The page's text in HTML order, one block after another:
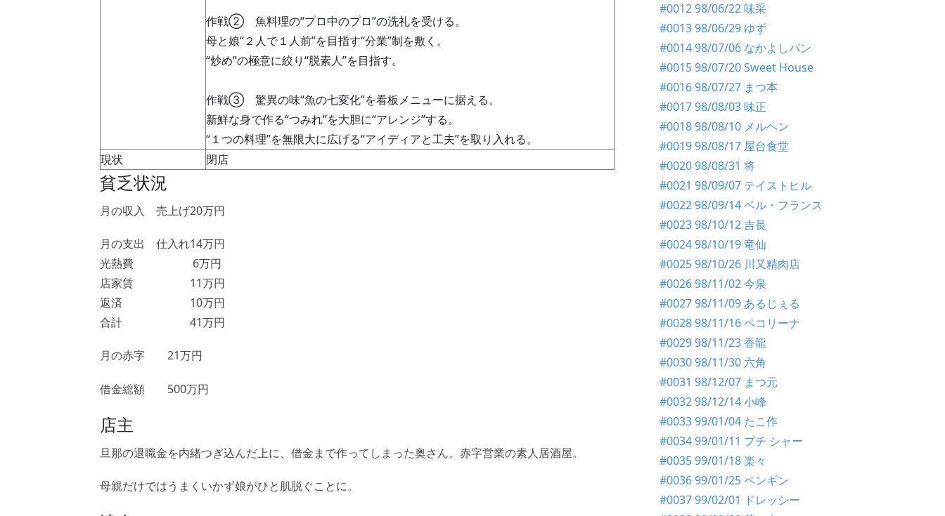
作戦② 魚料理の“プロ中のプロ”の洗礼を受ける。
母と娘“２人で１人前”を目指す“分業”制を敷く。
“炒め”の極意に絞り“脱素人”を目指す。
作戦③ 驚異の味“魚の七変化”を看板メニューに据える。
新鮮な身で作る“つみれ”を大胆に“アレンジ”する。
“１つの料理”を無限大に広げる“アイディアと工夫”を取り入れる。
現状
閉店
貧乏状況
月の収入 売上げ20万円
月の支出 仕入れ14万円
光熱費 6万円
店家賃 11万円
返済 10万円
合計 41万円
月の赤字 21万円
借金総額 500万円
店主
旦那の退職金を内緒つぎ込んだ上に、借金まで作ってしまった奥さん。赤字営業の素人居酒屋。
母親だけではうまくいかず娘がひと肌脱ぐことに。
#0012 98/06/22 味采
#0013 98/06/29 ゆず
#0014 98/07/06 なかよしパン
#0015 98/07/20 Sweet House
#0016 98/07/27 まつ本
#0017 98/08/03 味正
#0018 98/08/10 メルヘン
#0019 98/08/17 屋台食堂
#0020 98/08/31 将
#0021 98/09/07 テイストヒル
#0022 98/09/14 ベル・フランス
#0023 98/10/12 吉長
#0024 98/10/19 竜仙
#0025 98/10/26 川又精肉店
#0026 98/11/02 今泉
#0027 98/11/09 あるじぇる
#0028 98/11/16 ペコリーナ
#0029 98/11/23 香龍
#0030 98/11/30 六角
#0031 98/12/07 まつ元
#0032 98/12/14 小峰
#0033 99/01/04 たこ作
#0034 99/01/11 プチ シャー
#0035 99/01/18 楽々
#0036 99/01/25 ペンギン
#0037 99/02/01 ドレッシー